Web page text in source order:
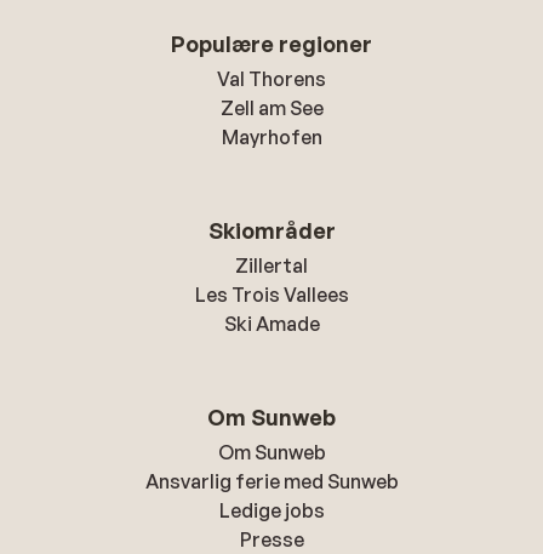
Populære regioner
Val Thorens
Zell am See
Mayrhofen
Skiområder
Zillertal
Les Trois Vallees
Ski Amade
Om Sunweb
Om Sunweb
Ansvarlig ferie med Sunweb
Ledige jobs
Presse